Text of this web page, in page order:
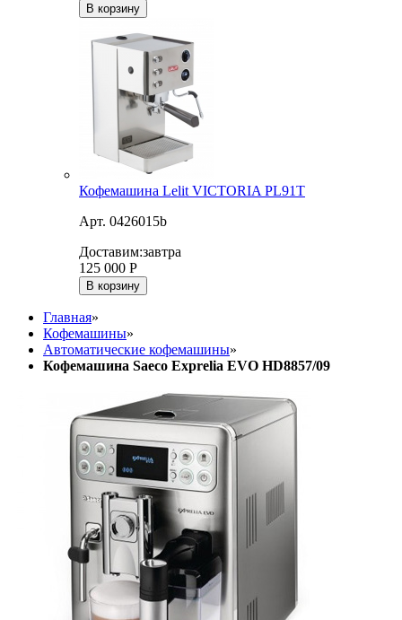
В корзину
Кофемашина Lelit VICTORIA PL91T
Арт. 0426015b
Доставим:завтра
125 000 Р
В корзину
Главная»
Кофемашины»
Автоматические кофемашины»
Кофемашина Saeco Exprelia EVO HD8857/09